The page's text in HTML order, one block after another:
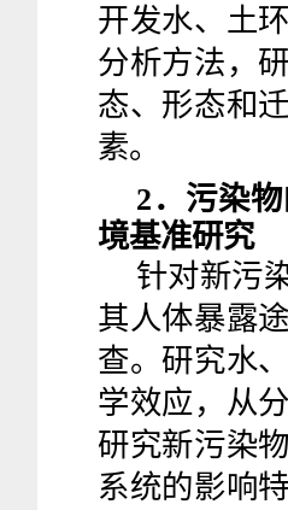
开发水、土
分析方法，
态、形态和
素。
2 ．污染
境基准研究
针对新污
其人体暴露
查。研究水
学效应，从
研究新污染
系统的影响